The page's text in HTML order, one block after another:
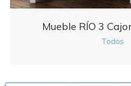
Mueble RÍO 3
Todos